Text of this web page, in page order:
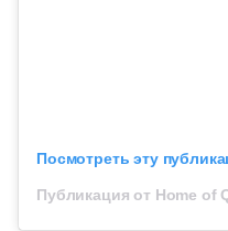
Посмотреть эту